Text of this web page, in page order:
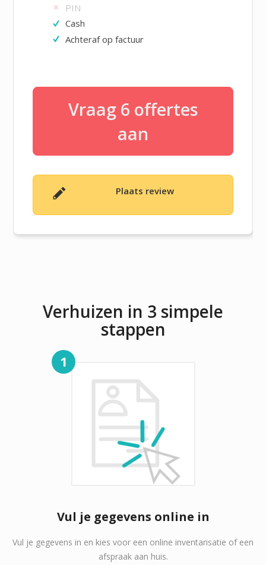
PIN
Cash
Achteraf op factuur
Vraag 6 offertes
aan
Plaats review
Verhuizen in 3 simpele
stappen
1
Vul je gegevens online in
Vul je gegevens in en kies voor een online inventarisatie of een
afspraak aan huis.